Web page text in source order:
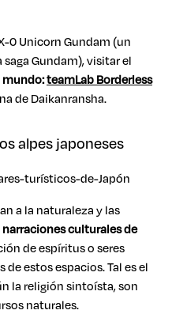
0 Unicorn Gundam (un
Gundam), visitar el
mundo:teamLab Borderless
de Daikanransha.
alpes japoneses
a la naturaleza y las
narraciones culturales de
de espíritus o seres
estos espacios. Tal es el
la religión sintoísta, son
naturales.